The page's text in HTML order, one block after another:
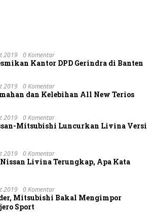
2019 0 Komentar
Kantor DPD Gerindra di Banten
2019 0 Komentar
dan Kelebihan All New Terios
2019 0 Komentar
Mitsubishi Luncurkan Livina Versi
2019 0 Komentar
Livina Terungkap, Apa Kata
2019 0 Komentar
Mitsubishi Bakal Mengimpor
Sport